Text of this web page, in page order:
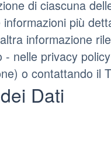
di ciascuna
più
informazione
nelle privacy
o contattando il
Dati